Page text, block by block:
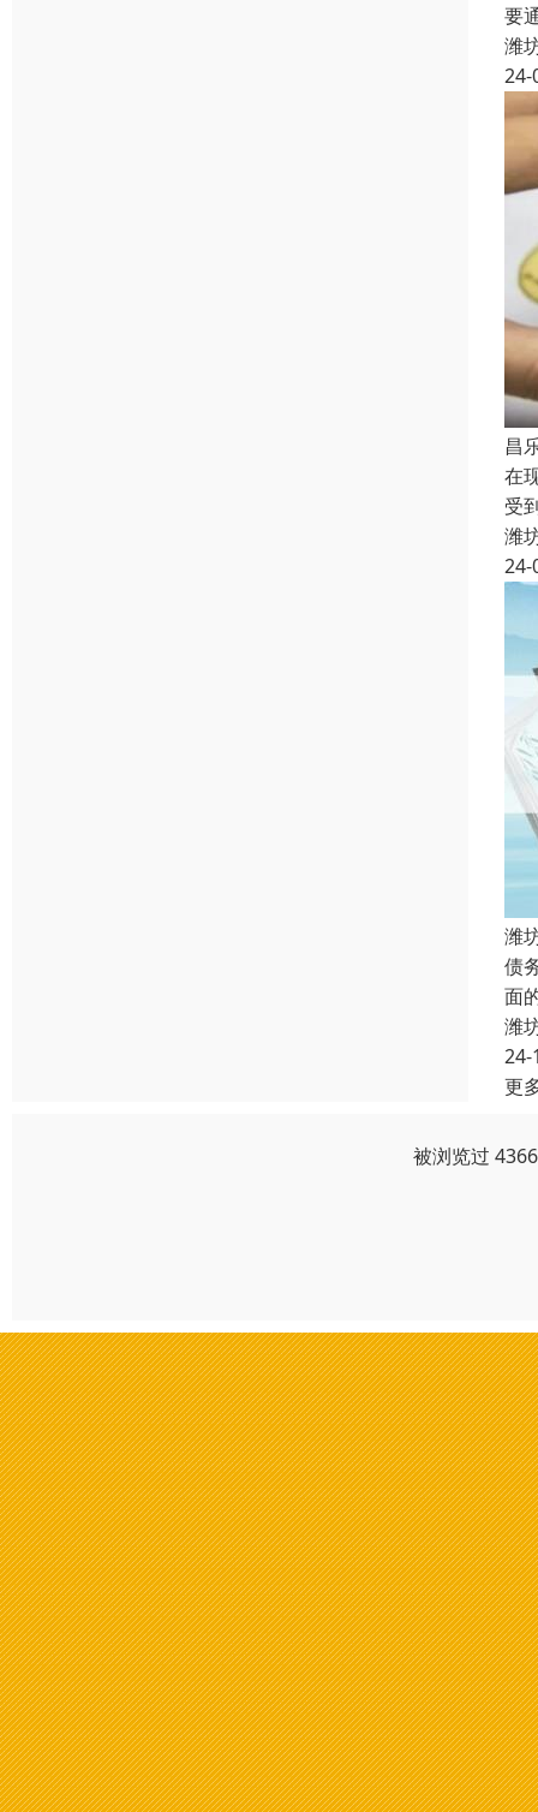
要
潍
24-
昌
在
受
潍
24-
潍
债
面
潍
24-
更
被浏览过